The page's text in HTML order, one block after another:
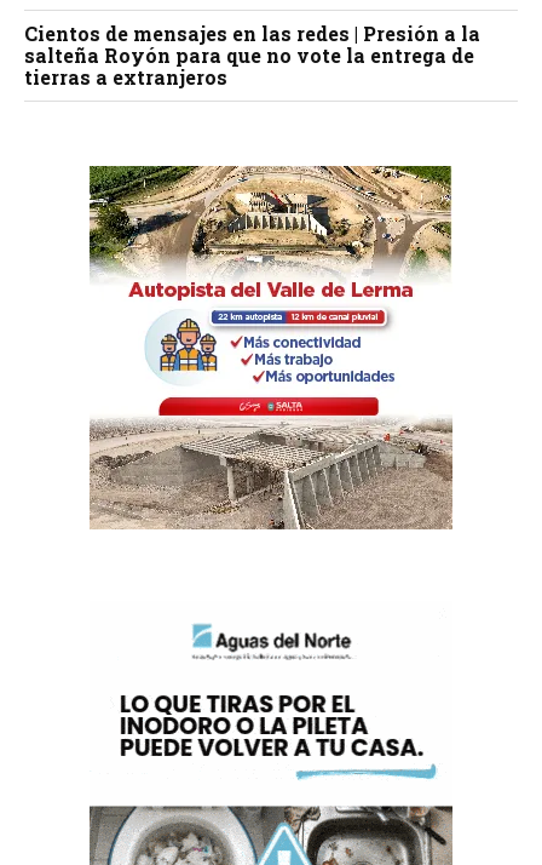
Cientos de mensajes en las redes | Presión a la
salteña Royón para que no vote la entrega de
tierras a extranjeros